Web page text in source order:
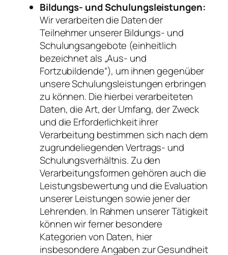
Bildungs- und Schulungsleistungen:
Wir verarbeiten die Daten der
Teilnehmer unserer Bildungs- und
Schulungsangebote (einheitlich
bezeichnet als „Aus- und
Fortzubildende“), um ihnen gegenüber
unsere Schulungsleistungen erbringen
zu können. Die hierbei verarbeiteten
Daten, die Art, der Umfang, der Zweck
und die Erforderlichkeit ihrer
Verarbeitung bestimmen sich nach dem
zugrundeliegenden Vertrags- und
Schulungsverhältnis. Zu den
Verarbeitungsformen gehören auch die
Leistungsbewertung und die Evaluation
unserer Leistungen sowie jener der
Lehrenden. In Rahmen unserer Tätigkeit
können wir ferner besondere
Kategorien von Daten, hier
insbesondere Angaben zur Gesundheit